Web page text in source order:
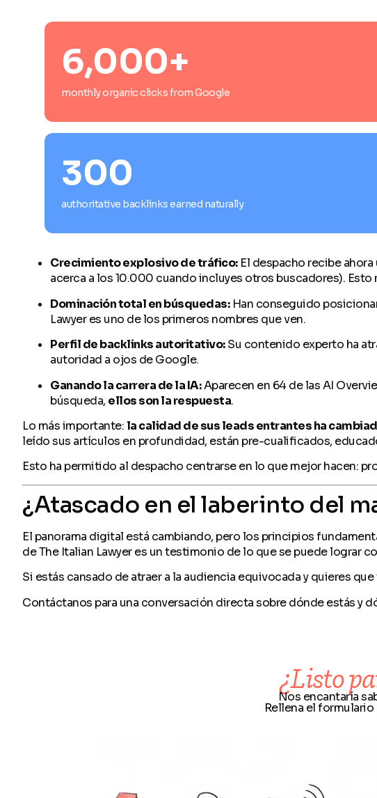
6,000+
monthly organic clicks from Google
300
authoritative backlinks earned naturally
Crecimiento explosivo de tráfico:El despacho recibe
acerca a los 10.000 cuando incluyes otros buscadores).
Dominación total en búsquedas:Han conseguido
Lawyer es uno de los primeros nombres que ven.
Perfil de backlinks autoritativo:Su contenido experto ha
autoridad a ojos de Google.
Ganando la carrera de la IA:Aparecen en 64 de las AI
búsqueda, ellos son la respuesta.
Lo más importante: la calidad de sus leads entrantes ha
leído sus artículos en profundidad, están pre-cualificados,
Esto ha permitido al despacho centrarse en lo que mejor hacen:
¿Atascado en el laberinto del
El panorama digital está cambiando, pero los principios
de The Italian Lawyer es un testimonio de lo que se puede lograr
Si estás cansado de atraer a la audiencia equivocada y quieres
Contáctanos para una conversación directa sobre dónde estás y
¿Listo
Nos encantaría
Rellena el